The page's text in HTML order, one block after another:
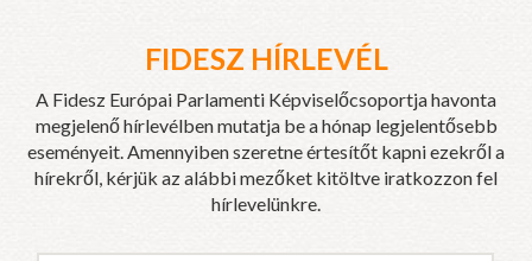
FIDESZ HÍRLEVÉL
A Fidesz Európai Parlamenti Képviselőcsoportja havonta
megjelenő hírlevélben mutatja be a hónap legjelentősebb
eseményeit. Amennyiben szeretne értesítőt kapni ezekről a
hírekről, kérjük az alábbi mezőket kitöltve iratkozzon fel
hírlevelünkre.